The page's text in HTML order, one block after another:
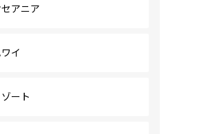
アニア
イ
ート